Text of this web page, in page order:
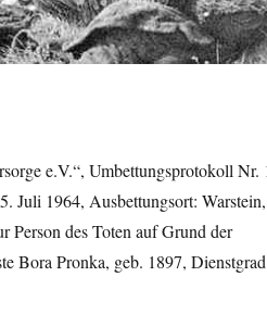
e.V.“, Umbettungsprotokoll Nr.
Juli 1964, Ausbettungsort:
Person des Toten auf Grund der
Bora Pronka, geb. 1897,